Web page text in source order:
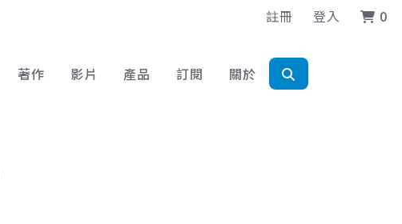
註冊 登入 0
著作 影片 產品 訂閱 關於